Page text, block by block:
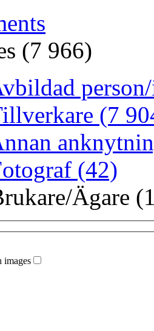
(7 966)
(7
(42)
Ägare
images